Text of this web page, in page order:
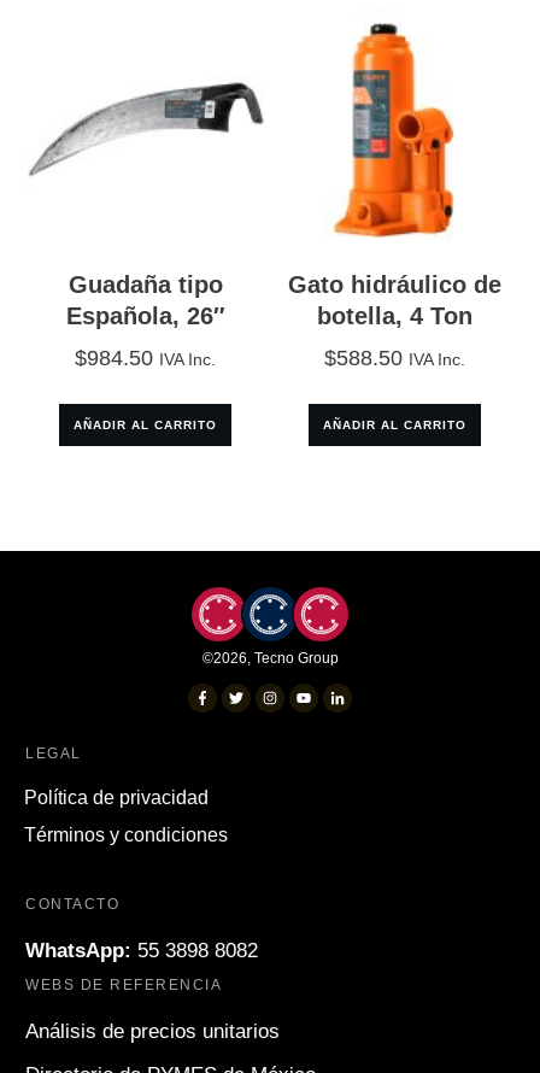
Guadaña tipo
Española, 26″
$984.50 IVA Inc.
AÑADIR AL CARRITO
Gato hidráulico de
botella, 4 Ton
$588.50 IVA Inc.
AÑADIR AL CARRITO
©2026, Tecno Group
LEGAL
Política de privacidad
Términos y condiciones
CONTACTO
WhatsApp: 55 3898 8082
WEBS DE REFERENCIA
Análisis de precios unitarios